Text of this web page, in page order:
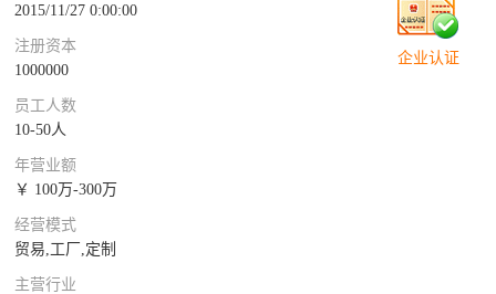
企业认证
2015/11/27 0:00:00
注册资本
1000000
员工人数
10-50人
年营业额
￥ 100万-300万
经营模式
贸易,工厂,定制
主营行业